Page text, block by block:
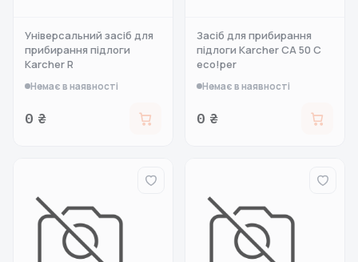
Універсальний засіб для
прибирання підлоги
Karcher R
Немає в наявності
0 ₴
Засіб для прибирання
підлоги Karcher CA 50 C
eco!per
Немає в наявності
0 ₴